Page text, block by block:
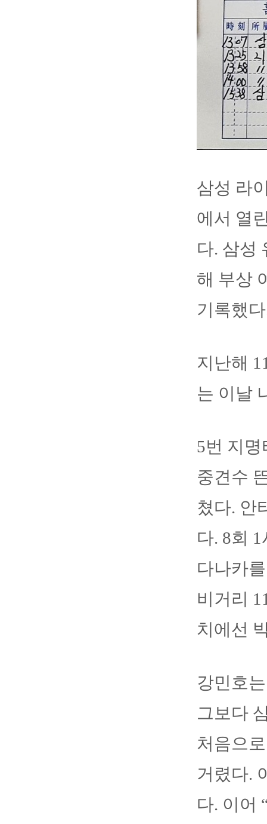
삼성 라
에서 열
다. 삼성
해 부상
기록했
지난해
는 이날
5번 지
중견수
쳤다. 안
다. 8회
다나카
비거리
치에선
강민호
그보다
처음으
거렸다.
다. 이어